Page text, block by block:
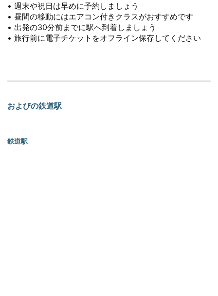
• 週末や祝日は早めに予約しましょう
• 昼間の移動にはエアコン付きクラスがおすすめです
• 出発の30分前までに駅へ到着しましょう
• 旅行前に電子チケットをオフライン保存してください
およびの鉄道駅
鉄道駅